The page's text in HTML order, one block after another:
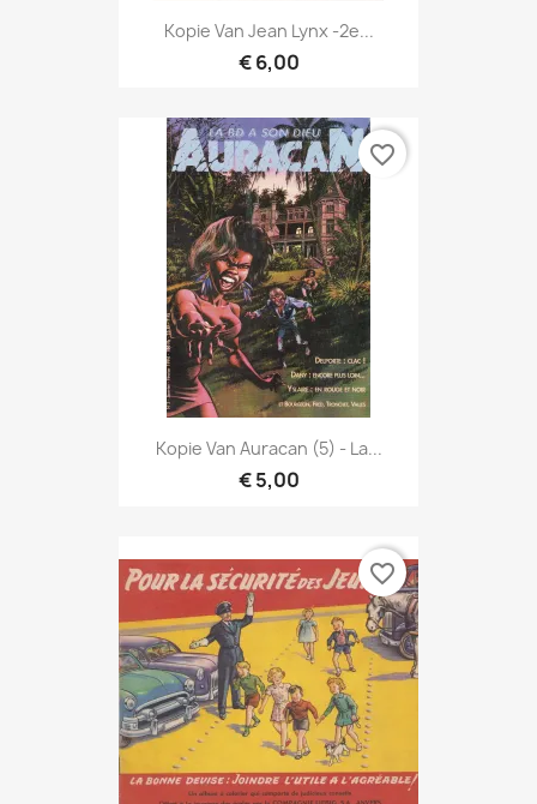
Kopie Van Jean Lynx -2e...
€ 6,00
Kopie Van Auracan (5) - La...
€ 5,00
favorite_border
favorite_border